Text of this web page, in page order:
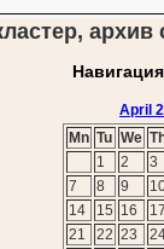
архив
April
Mn Tu We
1
2
3
7
8 9
14
15 16
21
22 23